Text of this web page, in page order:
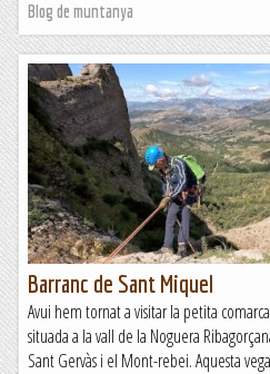
Blog de muntanya
Barranc de Sant Miquel
Avui hem tornat a visitar la petita
situada a la vall de la Noguera
Sant Gervàs i el Mont-rebei. Aquesta